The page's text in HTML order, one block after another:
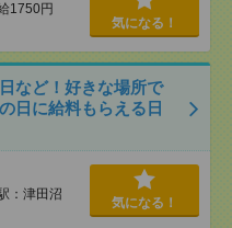
1750円
気になる！
など！好きな場所で
日に給料もらえる日
：津田沼
気になる！